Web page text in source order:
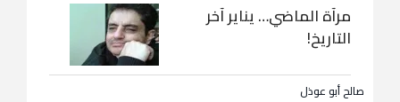
مرآة الماضي… يناير آخر
التاريخ!
صالح أبو عوذل